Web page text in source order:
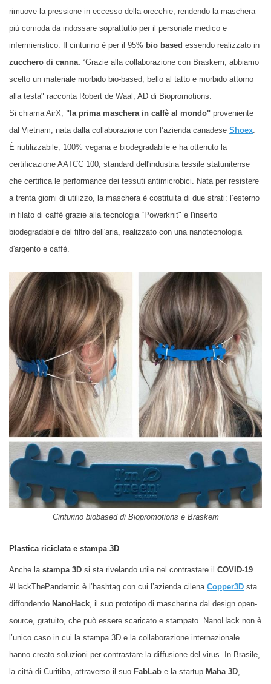
rimuove la pressione in eccesso della orecchie, rendendo la maschera
più comoda da indossare soprattutto per il personale medico e
infermieristico. Il cinturino è per il 95% bio based essendo realizzato in
zucchero di canna. “Grazie alla collaborazione con Braskem, abbiamo
scelto un materiale morbido bio-based, bello al tatto e morbido attorno
alla testa" racconta Robert de Waal, AD di Biopromotions.
Si chiama AirX, "la prima maschera in caffè al mondo" proveniente
dal Vietnam, nata dalla collaborazione con l’azienda canadese Shoex.
È riutilizzabile, 100% vegana e biodegradabile e ha ottenuto la
certificazione AATCC 100, standard dell'industria tessile statunitense
che certifica le performance dei tessuti antimicrobici. Nata per resistere
a trenta giorni di utilizzo, la maschera è costituita di due strati: l’esterno
in filato di caffè grazie alla tecnologia “Powerknit" e l'inserto
biodegradabile del filtro dell'aria, realizzato con una nanotecnologia
d'argento e caffè.
Cinturino biobased di Biopromotions e Braskem
Plastica riciclata e stampa 3D
Anche la stampa 3D si sta rivelando utile nel contrastare il COVID-19.
#HackThePandemic è l’hashtag con cui l’azienda cilena Copper3D sta
diffondendo NanoHack, il suo prototipo di mascherina dal design open-
source, gratuito, che può essere scaricato e stampato. NanoHack non è
l’unico caso in cui la stampa 3D e la collaborazione internazionale
hanno creato soluzioni per contrastare la diffusione del virus. In Brasile,
la città di Curitiba, attraverso il suo FabLab e la startup Maha 3D,